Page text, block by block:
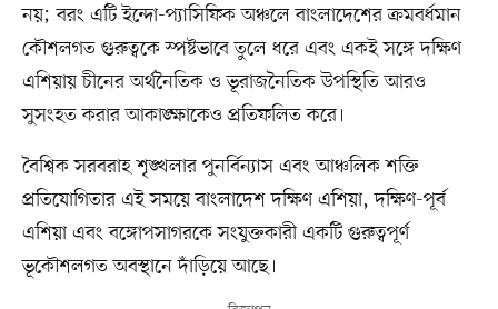
নয়; বরং এটি ইন্দো-প্যাসিফিক অঞ্চলে বাংলাদেশের ক্রমবর্ধমান
কৌশলগত গুরুত্বকে স্পষ্টভাবে তুলে ধরে এবং একই সঙ্গে দক্ষিণ
এশিয়ায় চীনের অর্থনৈতিক ও ভূরাজনৈতিক উপস্থিতি আরও
সুসংহত করার আকাঙ্ক্ষাকেও প্রতিফলিত করে।
বৈশ্বিক সরবরাহ শৃঙ্খলার পুনর্বিন্যাস এবং আঞ্চলিক শক্তি
প্রতিযোগিতার এই সময়ে বাংলাদেশ দক্ষিণ এশিয়া, দক্ষিণ-পূর্ব
এশিয়া এবং বঙ্গোপসাগরকে সংযুক্তকারী একটি গুরুত্বপূর্ণ
ভূকৌশলগত অবস্থানে দাঁড়িয়ে আছে।